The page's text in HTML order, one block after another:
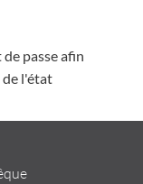
passe afin
de l'état